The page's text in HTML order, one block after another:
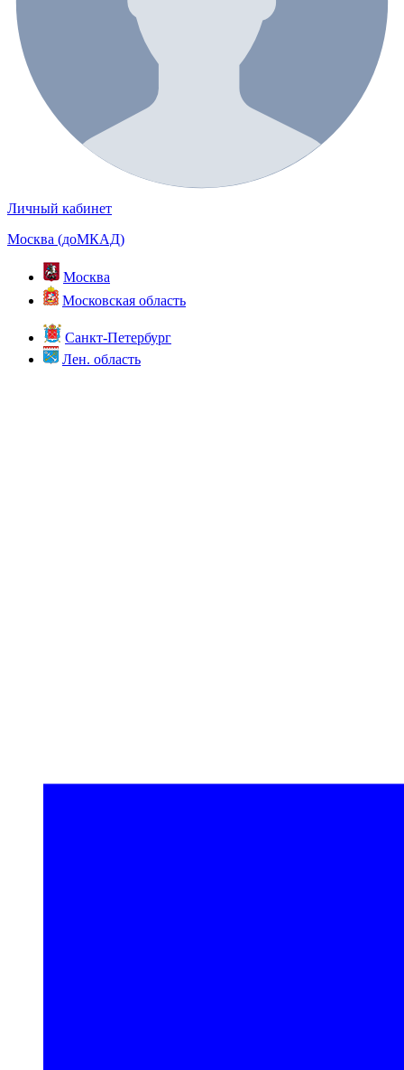
Личный кабинет
Москва (доМКАД)
Москва
Московская область
Санкт-Петербург
Лен. область